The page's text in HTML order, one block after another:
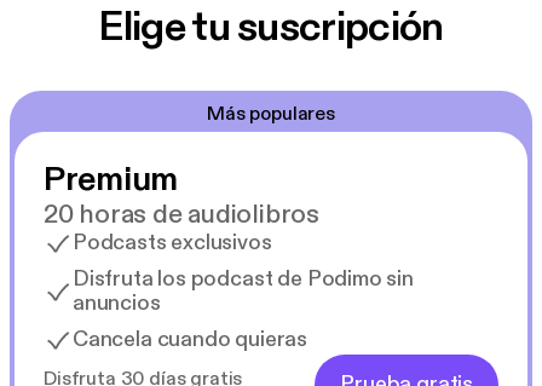
Elige tu suscripción
Más populares
Premium
20 horas de audiolibros
Podcasts exclusivos
Disfruta los podcast de Podimo sin
anuncios
Cancela cuando quieras
Disfruta 30 días gratis